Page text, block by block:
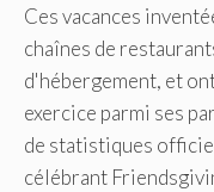
Ces vacances
chaînes de
d'hébergement, et
exercice parmi ses
de statistiques
célébrant